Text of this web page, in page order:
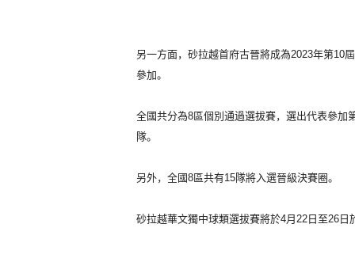
另一方面， 砂拉越首府古晉將成為2023年第10
參加。
全國共分為8區個別通過選拔賽， 選出代表參加
隊。
另外，全國8區共有15隊將入選晉級決賽圈。
砂拉越華文獨中球類選拔賽將於4月22日至26日